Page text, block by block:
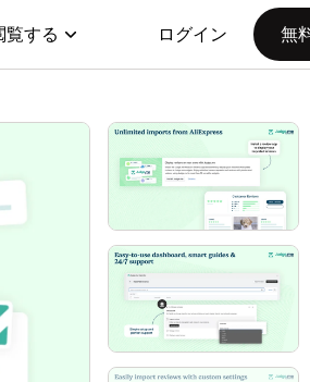
覧する ログイン 無